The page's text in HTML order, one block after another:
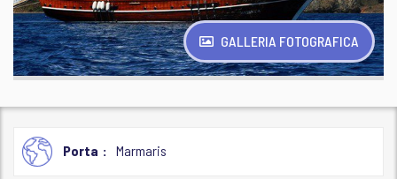
GALLERIA FOTOGRAFICA
Porta Marmaris